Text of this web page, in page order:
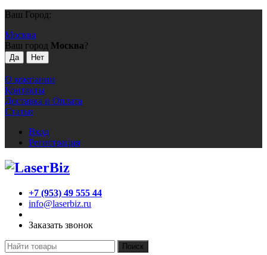
Ваш Город:
Москва
Ваш город Москва?
О компании
Контакты
Доставка и Оплата
Статьи
Вход
Регистрация
+7 (953) 49 555 44
info@laserbiz.ru
Заказать звонок
Поиск